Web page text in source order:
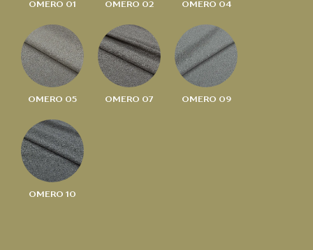
OMERO 01 OMERO 02 OMERO 04
OMERO 05 OMERO 07 OMERO 09
OMERO 10